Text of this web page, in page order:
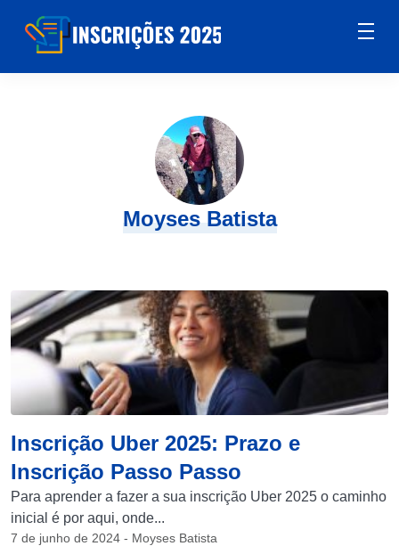
Moyses Batista
Inscrição Uber 2025: Prazo e
Inscrição Passo Passo
Para aprender a fazer a sua inscrição Uber 2025 o caminho
inicial é por aqui, onde...
7 de junho de 2024 - Moyses Batista